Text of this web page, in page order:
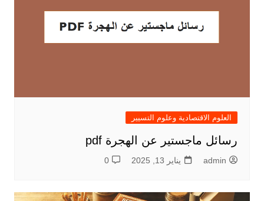
العلوم الاقتصادية وعلوم التسيير
رسائل ماجستير عن الهجرة pdf
admin يناير 13, 2025 0